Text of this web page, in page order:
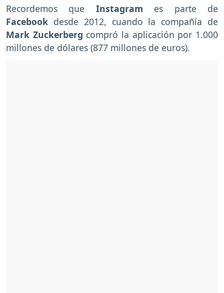
Recordemos que Instagram es parte de
Facebook desde 2012, cuando la compañía de
Mark Zuckerberg compró la aplicación por 1.000
millones de dólares (877 millones de euros).